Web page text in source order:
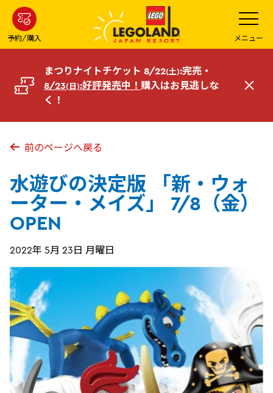
ン
コ
へ
予約/購入
メ
ニ
ュ
ー
を
開
メニュー
まつりナイトチケット 8/22(土):完売・
8/23(日):好評発売中！ 購入はお見逃しな
く！
閉
前のページへ戻る
水遊びの決定版 「新・ウォ
ーター・メイズ」 7/8（金）
OPEN
2022年 5月 23日 月曜日